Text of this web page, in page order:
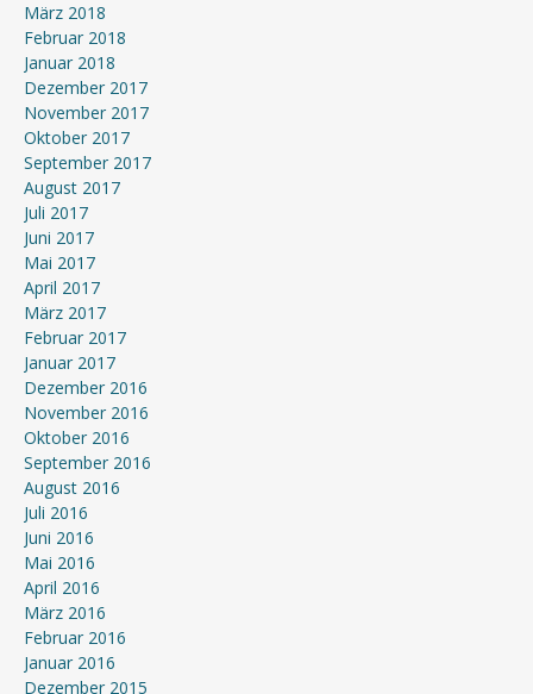
März 2018
Februar 2018
Januar 2018
Dezember 2017
November 2017
Oktober 2017
September 2017
August 2017
Juli 2017
Juni 2017
Mai 2017
April 2017
März 2017
Februar 2017
Januar 2017
Dezember 2016
November 2016
Oktober 2016
September 2016
August 2016
Juli 2016
Juni 2016
Mai 2016
April 2016
März 2016
Februar 2016
Januar 2016
Dezember 2015